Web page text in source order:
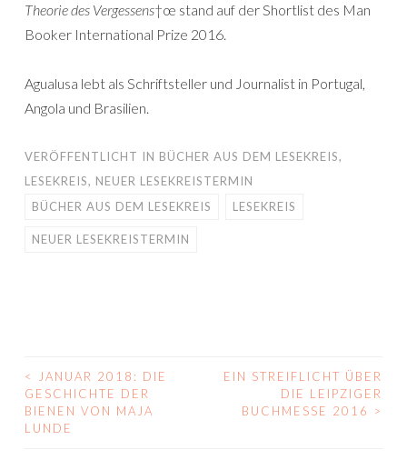
Theorie des Vergessens†œ stand auf der Shortlist des Man
Booker International Prize 2016.
Agualusa lebt als Schriftsteller und Journalist in Portugal,
Angola und Brasilien.
VERÖFFENTLICHT IN BÜCHER AUS DEM LESEKREIS,
LESEKREIS, NEUER LESEKREISTERMIN
BÜCHER AUS DEM LESEKREIS
LESEKREIS
NEUER LESEKREISTERMIN
BEITRAGS-
NAVIGATION
<
JANUAR 2018: DIE
GESCHICHTE DER
BIENEN VON MAJA
LUNDE
EIN STREIFLICHT ÜBER
DIE LEIPZIGER
BUCHMESSE 2016
>